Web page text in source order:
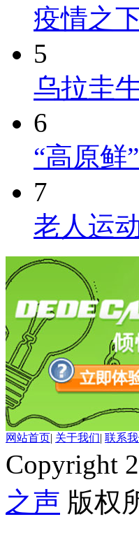
疫情之
5
乌拉圭
6
“高原鲜
7
老人运
网站首页| 关于我们| 联系
Copyright
之声 版权